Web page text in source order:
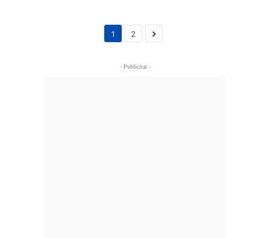
1 2
- Publicitat -